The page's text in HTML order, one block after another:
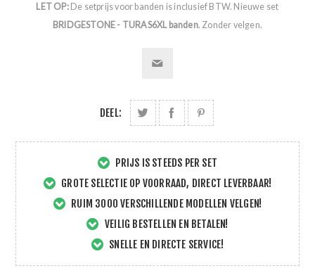
LET OP:De setprijs voor banden is inclusief BTW. Nieuwe set
BRIDGESTONE - TURAS6XL banden. Zonder velgen.
DEEL:
PRIJS IS STEEDS PER SET
GROTE SELECTIE OP VOORRAAD, DIRECT LEVERBAAR!
RUIM 3000 VERSCHILLENDE MODELLEN VELGEN!
VEILIG BESTELLEN EN BETALEN!
SNELLE EN DIRECTE SERVICE!